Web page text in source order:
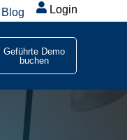
Blog Login
Geführte Demo
buchen